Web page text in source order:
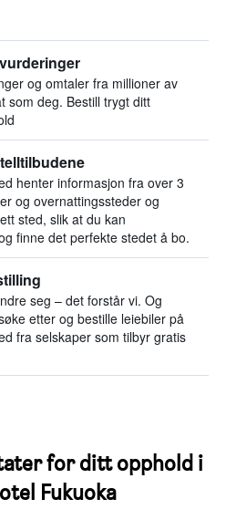
og omtaler fra millioner av
som deg. Bestill trygt ditt
henter informasjon fra over 3
og overnattingssteder og
sted, slik at du kan
finne det perfekte stedet å bo.
seg – det forstår vi. Og
etter og bestille leiebiler på
fra selskaper som tilbyr gratis
for ditt opphold i
Fukuoka